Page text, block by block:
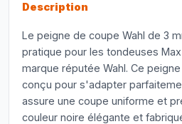
Description
Le peigne de coupe Wahl de 3
pratique pour les tondeuses
marque réputée Wahl. Ce
conçu pour s'adapter
assure une coupe uniforme et
couleur noire élégante et